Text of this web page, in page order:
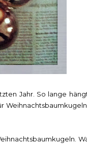
Jahr. So lange